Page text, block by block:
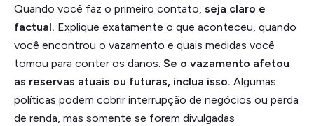
Quando você faz o primeiro contato, seja claro e
factual. Explique exatamente o que aconteceu, quando
você encontrou o vazamento e quais medidas você
tomou para conter os danos. Se o vazamento afetou
as reservas atuais ou futuras, inclua isso. Algumas
políticas podem cobrir interrupção de negócios ou perda
de renda, mas somente se forem divulgadas